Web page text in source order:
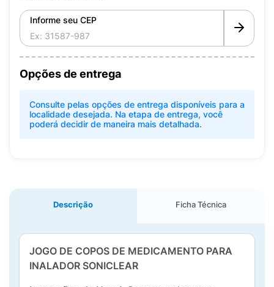
Informe seu CEP
Opções de entrega
Consulte pelas opções de entrega disponíveis para a
localidade desejada. Na etapa de entrega, você
poderá decidir de maneira mais detalhada.
Descrição Ficha Técnica
JOGO DE COPOS DE MEDICAMENTO PARA
INALADOR SONICLEAR